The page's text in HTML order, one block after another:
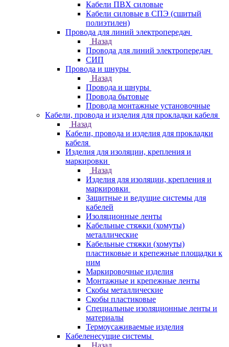
Кабели ПВХ силовые
Кабели силовые в СПЭ (сшитый
полиэтилен)
Провода для линий электропередач
Назад
Провода для линий электропередач
СИП
Провода и шнуры
Назад
Провода и шнуры
Провода бытовые
Провода монтажные установочные
Кабели, провода и изделия для прокладки кабеля
Назад
Кабели, провода и изделия для прокладки
кабеля
Изделия для изоляции, крепления и
маркировки
Назад
Изделия для изоляции, крепления и
маркировки
Защитные и ведущие системы для
кабелей
Изоляционные ленты
Кабельные стяжки (хомуты)
металлические
Кабельные стяжки (хомуты)
пластиковые и крепежные площадки к
ним
Маркировочные изделия
Монтажные и крепежные ленты
Скобы металлические
Скобы пластиковые
Специальные изоляционные ленты и
материалы
Термоусаживаемые изделия
Кабеленесущие системы
Назад